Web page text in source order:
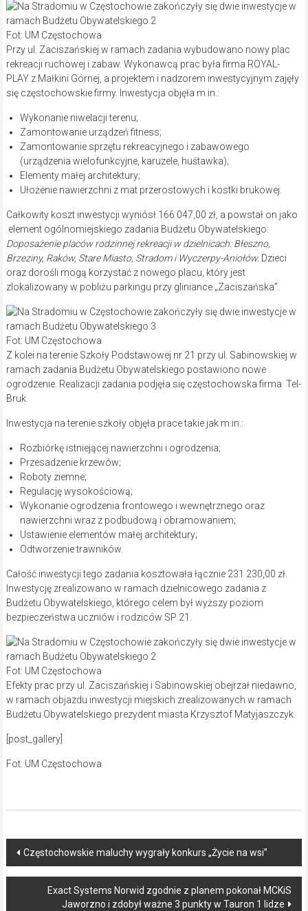
Fot: UM Częstochowa
Przy ul. Zaciszańskiej w ramach zadania wybudowano nowy plac
rekreacji ruchowej i zabaw. Wykonawcą prac była firma ROYAL-
PLAY z Małkini Górnej, a projektem i nadzorem inwestycyjnym zajęły
się częstochowskie firmy. Inwestycja objęła m.in.:
Wykonanie niwelacji terenu;
Zamontowanie urządzeń fitness;
Zamontowanie sprzętu rekreacyjnego i zabawowego
(urządzenia wielofunkcyjne, karuzele, huśtawka);
Elementy małej architektury;
Ułożenie nawierzchni z mat przerostowych i kostki brukowej.
Całkowity koszt inwestycji wyniósł 166 047,00 zł, a powstał on jako
element ogólnomiejskiego zadania Budżetu Obywatelskiego:
Doposażenie placów rodzinnej rekreacji w dzielnicach: Błeszno,
Brzeziny, Raków, Stare Miasto, Stradom i Wyczerpy-Aniołów. Dzieci
oraz dorośli mogą korzystać z nowego placu, który jest
zlokalizowany w pobliżu parkingu przy gliniance „Zaciszańska”.
Fot: UM Częstochowa
Z kolei na terenie Szkoły Podstawowej nr 21 przy ul. Sabinowskiej w
ramach zadania Budżetu Obywatelskiego postawiono nowe
ogrodzenie. Realizacji zadania podjęła się częstochowska firma Tel-
Bruk.
Inwestycja na terenie szkoły objęła prace takie jak m.in.:
Rozbiórkę istniejącej nawierzchni i ogrodzenia;
Przesadzenie krzewów;
Roboty ziemne;
Regulację wysokościową;
Wykonanie ogrodzenia frontowego i wewnętrznego oraz
nawierzchni wraz z podbudową i obramowaniem;
Ustawienie elementów małej architektury;
Odtworzenie trawników.
Całość inwestycji tego zadania kosztowała łącznie 231 230,00 zł.
Inwestycję zrealizowano w ramach dzielnicowego zadania z
Budżetu Obywatelskiego, którego celem był wyższy poziom
bezpieczeństwa uczniów i rodziców SP 21.
Fot: UM Częstochowa
Efekty prac przy ul. Zaciszańskiej i Sabinowskiej obejrzał niedawno,
w ramach objazdu inwestycji miejskich zrealizowanych w ramach
Budżetu Obywatelskiego prezydent miasta Krzysztof Matyjaszczyk.
[post_gallery]
Fot: UM Częstochowa
Post
navigation
Częstochowskie maluchy wygrały konkurs „Życie na wsi”
Exact Systems Norwid zgodnie z planem pokonał MCKiS
Jaworzno i zdobył ważne 3 punkty w Tauron 1 lidze